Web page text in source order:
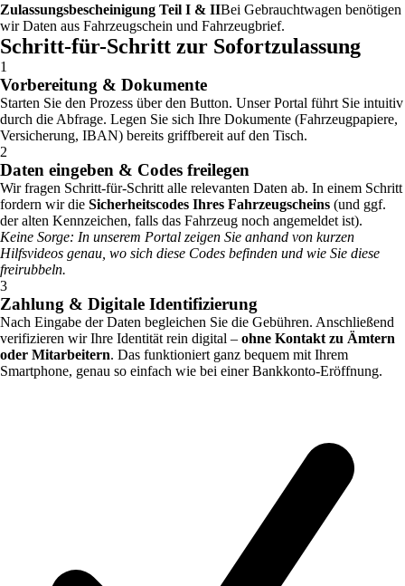
Zulassungsbescheinigung Teil I & IIBei Gebrauchtwagen benötigen
wir Daten aus Fahrzeugschein und Fahrzeugbrief.
Schritt-für-Schritt zur Sofortzulassung
1
Vorbereitung & Dokumente
Starten Sie den Prozess über den Button. Unser Portal führt Sie intuitiv
durch die Abfrage. Legen Sie sich Ihre Dokumente (Fahrzeugpapiere,
Versicherung, IBAN) bereits griffbereit auf den Tisch.
2
Daten eingeben & Codes freilegen
Wir fragen Schritt-für-Schritt alle relevanten Daten ab. In einem Schritt
fordern wir die Sicherheitscodes Ihres Fahrzeugscheins (und ggf.
der alten Kennzeichen, falls das Fahrzeug noch angemeldet ist).
Keine Sorge: In unserem Portal zeigen Sie anhand von kurzen
Hilfsvideos genau, wo sich diese Codes befinden und wie Sie diese
freirubbeln.
3
Zahlung & Digitale Identifizierung
Nach Eingabe der Daten begleichen Sie die Gebühren. Anschließend
verifizieren wir Ihre Identität rein digital – ohne Kontakt zu Ämtern
oder Mitarbeitern. Das funktioniert ganz bequem mit Ihrem
Smartphone, genau so einfach wie bei einer Bankkonto-Eröffnung.